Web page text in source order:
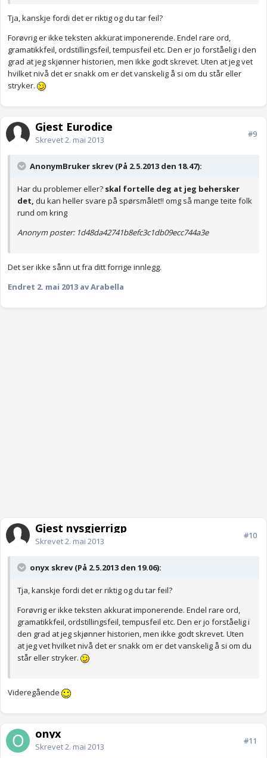
Tja, kanskje fordi det er riktig og du tar feil?
Forøvrig er ikke teksten akkurat imponerende. Endel rare ord,
gramatikkfeil, ordstillingsfeil, tempusfeil etc. Den er jo forståelig i den
grad at jeg skjønner historien, men ikke godt skrevet. Uten at jeg vet
hvilket nivå det er snakk om er det vanskelig å si om du står eller
stryker.
Gjest Eurodice
Skrevet2. mai 2013
#9
AnonymBruker skrev (På 2.5.2013 den 18.47):
Har du problemer eller? skal fortelle deg at jeg behersker
det, du kan heller svare på spørsmålet!! omg så mange teite folk
rund om kring
Anonym poster: 1d48da42741b8efc3c1db09ecc744a3e
Det ser ikke sånn ut fra ditt forrige innlegg.
Endret 2. mai 2013 av Arabella
Gjest nysgjerrigp
Skrevet2. mai 2013
#10
onyx skrev (På 2.5.2013 den 19.06):
Tja, kanskje fordi det er riktig og du tar feil?
Forøvrig er ikke teksten akkurat imponerende. Endel rare ord,
gramatikkfeil, ordstillingsfeil, tempusfeil etc. Den er jo forståelig i
den grad at jeg skjønner historien, men ikke godt skrevet. Uten
at jeg vet hvilket nivå det er snakk om er det vanskelig å si om du
står eller stryker.
Videregående
onyx
Skrevet2. mai 2013
#11